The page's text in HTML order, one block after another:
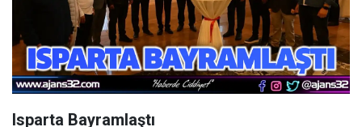
Isparta Bayramlaştı